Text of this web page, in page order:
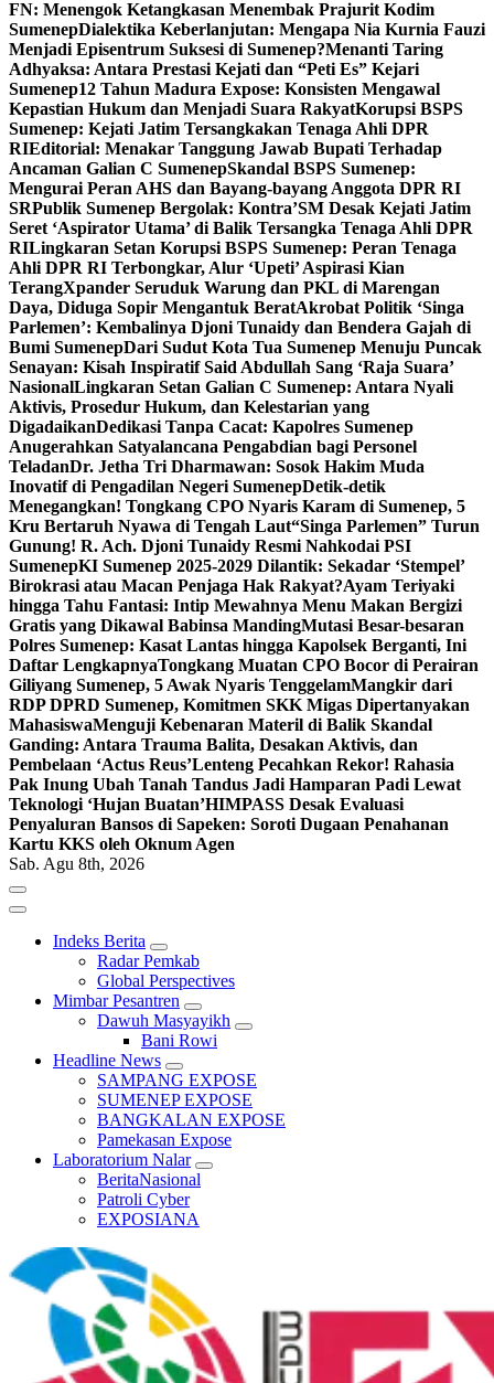
FN: Menengok Ketangkasan Menembak Prajurit Kodim
SumenepDialektika Keberlanjutan: Mengapa Nia Kurnia Fauzi
Menjadi Episentrum Suksesi di Sumenep?Menanti Taring
Adhyaksa: Antara Prestasi Kejati dan “Peti Es” Kejari
Sumenep12 Tahun Madura Expose: Konsisten Mengawal
Kepastian Hukum dan Menjadi Suara RakyatKorupsi BSPS
Sumenep: Kejati Jatim Tersangkakan Tenaga Ahli DPR
RIEditorial: Menakar Tanggung Jawab Bupati Terhadap
Ancaman Galian C SumenepSkandal BSPS Sumenep:
Mengurai Peran AHS dan Bayang-bayang Anggota DPR RI
SRPublik Sumenep Bergolak: Kontra’SM Desak Kejati Jatim
Seret ‘Aspirator Utama’ di Balik Tersangka Tenaga Ahli DPR
RILingkaran Setan Korupsi BSPS Sumenep: Peran Tenaga
Ahli DPR RI Terbongkar, Alur ‘Upeti’ Aspirasi Kian
TerangXpander Seruduk Warung dan PKL di Marengan
Daya, Diduga Sopir Mengantuk BeratAkrobat Politik ‘Singa
Parlemen’: Kembalinya Djoni Tunaidy dan Bendera Gajah di
Bumi SumenepDari Sudut Kota Tua Sumenep Menuju Puncak
Senayan: Kisah Inspiratif Said Abdullah Sang ‘Raja Suara’
NasionalLingkaran Setan Galian C Sumenep: Antara Nyali
Aktivis, Prosedur Hukum, dan Kelestarian yang
DigadaikanDedikasi Tanpa Cacat: Kapolres Sumenep
Anugerahkan Satyalancana Pengabdian bagi Personel
TeladanDr. Jetha Tri Dharmawan: Sosok Hakim Muda
Inovatif di Pengadilan Negeri SumenepDetik-detik
Menegangkan! Tongkang CPO Nyaris Karam di Sumenep, 5
Kru Bertaruh Nyawa di Tengah Laut“Singa Parlemen” Turun
Gunung! R. Ach. Djoni Tunaidy Resmi Nahkodai PSI
SumenepKI Sumenep 2025-2029 Dilantik: Sekadar ‘Stempel’
Birokrasi atau Macan Penjaga Hak Rakyat?Ayam Teriyaki
hingga Tahu Fantasi: Intip Mewahnya Menu Makan Bergizi
Gratis yang Dikawal Babinsa MandingMutasi Besar-besaran
Polres Sumenep: Kasat Lantas hingga Kapolsek Berganti, Ini
Daftar LengkapnyaTongkang Muatan CPO Bocor di Perairan
Giliyang Sumenep, 5 Awak Nyaris TenggelamMangkir dari
RDP DPRD Sumenep, Komitmen SKK Migas Dipertanyakan
MahasiswaMenguji Kebenaran Materil di Balik Skandal
Ganding: Antara Trauma Balita, Desakan Aktivis, dan
Pembelaan ‘Actus Reus’Lenteng Pecahkan Rekor! Rahasia
Pak Inung Ubah Tanah Tandus Jadi Hamparan Padi Lewat
Teknologi ‘Hujan Buatan’HIMPASS Desak Evaluasi
Penyaluran Bansos di Sapeken: Soroti Dugaan Penahanan
Kartu KKS oleh Oknum Agen
Sab. Agu 8th, 2026
Indeks Berita
Radar Pemkab
Global Perspectives
Mimbar Pesantren
Dawuh Masyayikh
Bani Rowi
Headline News
SAMPANG EXPOSE
SUMENEP EXPOSE
BANGKALAN EXPOSE
Pamekasan Expose
Laboratorium Nalar
BeritaNasional
Patroli Cyber
EXPOSIANA